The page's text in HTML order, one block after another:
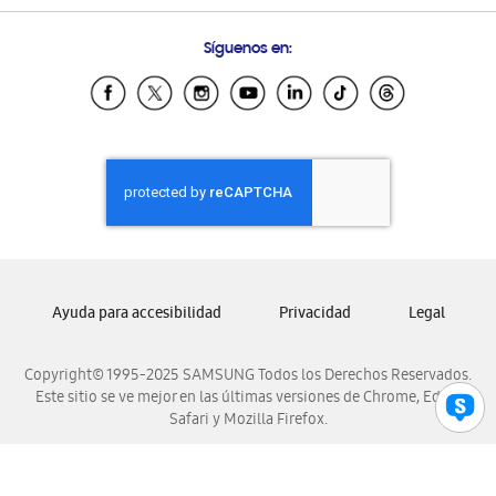
Samsung Ecuador
Samsung El Salvador
Samsung Honduras
Samsung Nicaragua
Samsung Panamá
Samsung Venezuela
Síguenos en:
Copyright© 1995-2025 SAMSUNG Todos los Derechos Reservados.
Este sitio se ve mejor en las últimas versiones de Chrome, Edge,
Safari y Mozilla Firefox.
Ayuda para accesibilidad Privacidad Legal